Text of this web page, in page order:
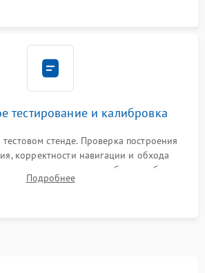
тестирование и калибровка
стенде. Проверка построения
корректности навигации и обхода
силы всасывания и работы турбины.
возврата на док-станцию и
Подробнее